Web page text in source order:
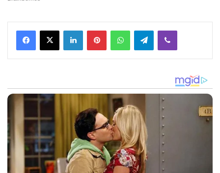
Facebook
X LinkedInPinterestWhatsAppTelegramViber